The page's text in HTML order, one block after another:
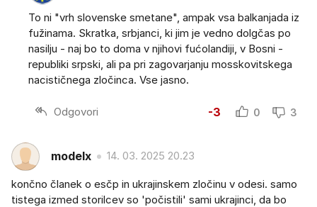
To ni "vrh slovenske smetane", ampak vsa balkanjada iz
fužinama. Skratka, srbjanci, ki jim je vedno dolgčas po
nasilju - naj bo to doma v njihovi fućolandiji, v Bosni -
republiki srpski, ali pa pri zagovarjanju mosskovitskega
nacističnega zločinca. Vse jasno.
Odgovori -3 0 3
modelx 14. 03. 2025 20.23
končno članek o esčp in ukrajinskem zločinu v odesi. samo
tistega izmed storilcev so 'počistili' sami ukrajinci, da bo